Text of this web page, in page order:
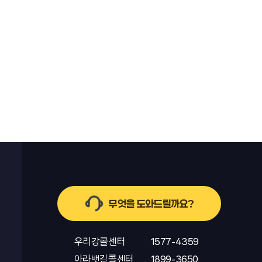
무엇을 도와드릴까요?
우리강콜센터
1577-4359
아라뱃길콜센터
1899-3650